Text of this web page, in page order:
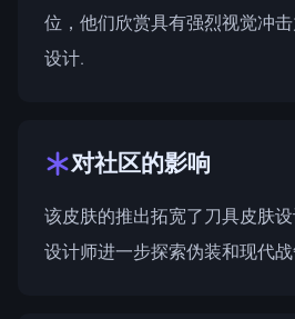
位，他们欣赏具有强烈视觉冲
设计.
对社区的影响
该皮肤的推出拓宽了刀具皮肤
设计师进一步探索伪装和现代